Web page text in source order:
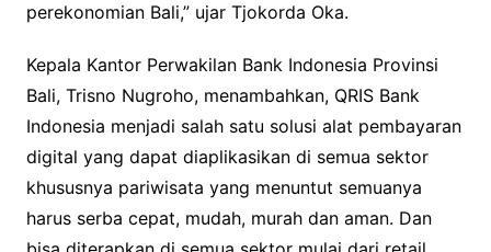
perekonomian Bali,” ujar Tjokorda Oka.
Kepala Kantor Perwakilan Bank Indonesia Provinsi
Bali, Trisno Nugroho, menambahkan, QRIS Bank
Indonesia menjadi salah satu solusi alat pembayaran
digital yang dapat diaplikasikan di semua sektor
khususnya pariwisata yang menuntut semuanya
harus serba cepat, mudah, murah dan aman. Dan